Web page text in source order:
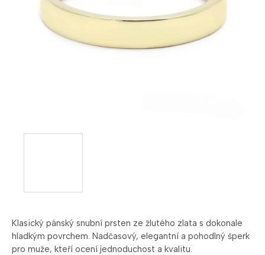
Klasický pánský snubní prsten ze žlutého zlata s dokonale
hladkým povrchem. Nadčasový, elegantní a pohodlný šperk
pro muže, kteří ocení jednoduchost a kvalitu.